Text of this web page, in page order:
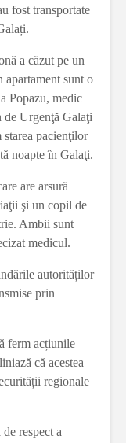
fost transportate
a căzut pe un
sunt o
Popazu, medic
de Urgenţă Galaţi
starea pacienţilor
noapte în Galaţi.
are arsură
şi un copil de
Ambii sunt
medicul.
autorităților
prin
ferm acțiunile
că acestea
regionale
respect a